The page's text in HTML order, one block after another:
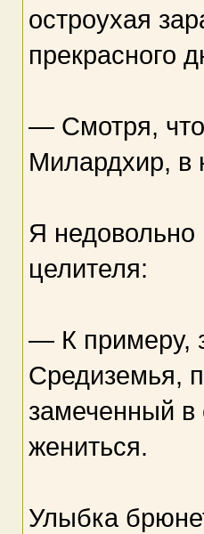
остроухая
прекрасного
— Смотря,
Милардхир, в
Я
целителя:
— К примеру,
Средиземья,
замеченный в
жениться.
Улыбка